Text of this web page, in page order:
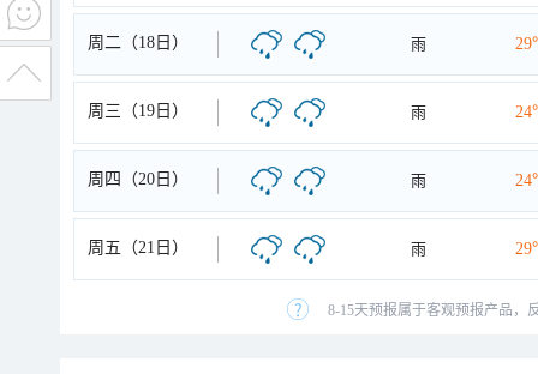
周二（18日） 雨
周三（19日） 雨
周四（20日） 雨
周五（21日） 雨
8-15天预报属于客观预报产品，